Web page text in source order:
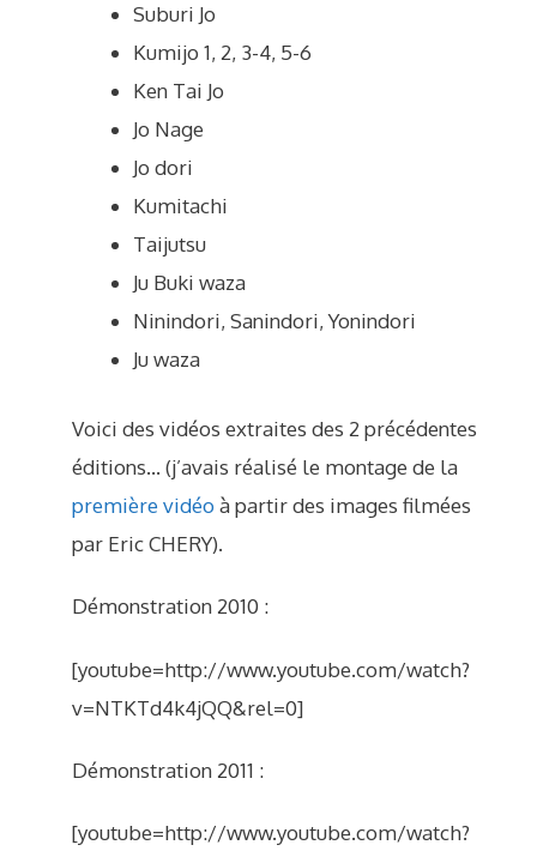
Suburi Jo
Kumijo 1, 2, 3-4, 5-6
Ken Tai Jo
Jo Nage
Jo dori
Kumitachi
Taijutsu
Ju Buki waza
Ninindori, Sanindori, Yonindori
Ju waza
Voici des vidéos extraites des 2 précédentes
éditions… (j’avais réalisé le montage de la
première vidéoà partir des images filmées
par Eric CHERY).
Démonstration 2010 :
[youtube=http://www.youtube.com/watch?
v=NTKTd4k4jQQ&rel=0]
Démonstration 2011 :
[youtube=http://www.youtube.com/watch?